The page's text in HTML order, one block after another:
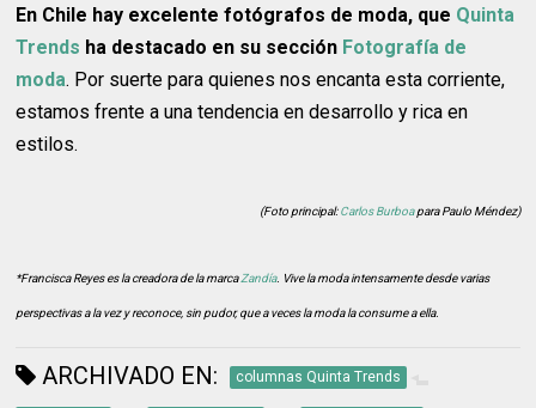
En Chile hay excelente fotógrafos de moda, que Quinta
Trends ha destacado en su sección Fotografía de
moda. Por suerte para quienes nos encanta esta corriente,
estamos frente a una tendencia en desarrollo y rica en
estilos.
(Foto principal:Carlos Burboapara Paulo Méndez)
*Francisca Reyes es la creadora de la marcaZandía. Vive la moda intensamente desde varias
perspectivas a la vez y reconoce, sin pudor, que a veces la moda la consume a ella.
ARCHIVADO EN: columnas Quinta Trends